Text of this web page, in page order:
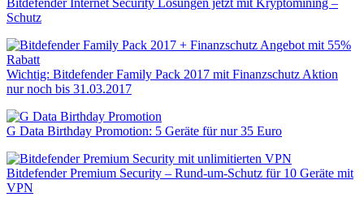
Bitdefender Internet Security Lösungen jetzt mit Kryptomining –
Schutz
Wichtig: Bitdefender Family Pack 2017 mit Finanzschutz Aktion
nur noch bis 31.03.2017
G Data Birthday Promotion: 5 Geräte für nur 35 Euro
Bitdefender Premium Security – Rund-um-Schutz für 10 Geräte mit
VPN